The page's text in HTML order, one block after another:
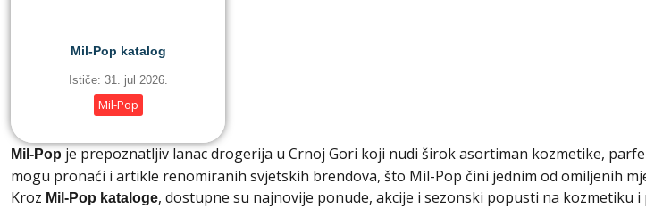
Mil-Pop katalog
Ističe: 31. jul 2026.
Mil-Pop
Mil-Pop je prepoznatljiv lanac drogerija u Crnoj Gori koji nudi širok asortiman kozmetike,
mogu pronaći i artikle renomiranih svjetskih brendova, što Mil-Pop čini jednim od omiljenih
Kroz Mil-Pop kataloge, dostupne su najnovije ponude, akcije i sezonski popusti na